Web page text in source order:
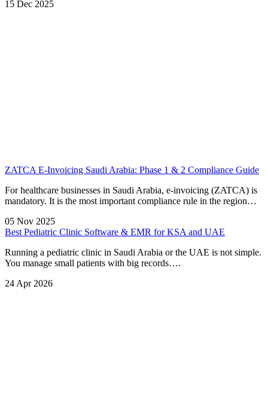
15 Dec 2025
ZATCA E-Invoicing Saudi Arabia: Phase 1 & 2 Compliance Guide
For healthcare businesses in Saudi Arabia, e-invoicing (ZATCA) is
mandatory. It is the most important compliance rule in the region…
05 Nov 2025
Best Pediatric Clinic Software & EMR for KSA and UAE
Running a pediatric clinic in Saudi Arabia or the UAE is not simple.
You manage small patients with big records….
24 Apr 2026